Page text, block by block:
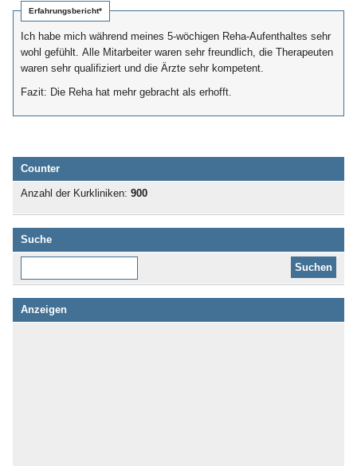
Erfahrungsbericht*
Ich habe mich während meines 5-wöchigen Reha-Aufenthaltes sehr
wohl gefühlt. Alle Mitarbeiter waren sehr freundlich, die Therapeuten
waren sehr qualifiziert und die Ärzte sehr kompetent.
Fazit: Die Reha hat mehr gebracht als erhofft.
Counter
Anzahl der Kurkliniken: 900
Suche
Anzeigen